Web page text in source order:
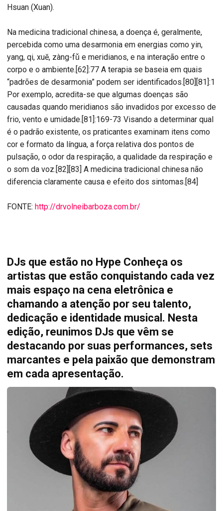
Hsuan (Xuan).
Na medicina tradicional chinesa, a doença é, geralmente,
percebida como uma desarmonia em energias como yin,
yang, qi, xuĕ, zàng-fǔ e meridianos, e na interação entre o
corpo e o ambiente.[62]:77 A terapia se baseia em quais
“padrões de desarmonia” podem ser identificados.[80][81]:1
Por exemplo, acredita-se que algumas doenças são
causadas quando meridianos são invadidos por excesso de
frio, vento e umidade.[81]:169-73 Visando a determinar qual
é o padrão existente, os praticantes examinam itens como
cor e formato da língua, a força relativa dos pontos de
pulsação, o odor da respiração, a qualidade da respiração e
o som da voz.[82][83] A medicina tradicional chinesa não
diferencia claramente causa e efeito dos sintomas.[84]
FONTE: http://drvolneibarboza.com.br/
DJs que estão no Hype Conheça os
artistas que estão conquistando cada vez
mais espaço na cena eletrônica e
chamando a atenção por seu talento,
dedicação e identidade musical. Nesta
edição, reunimos DJs que vêm se
destacando por suas performances, sets
marcantes e pela paixão que demonstram
em cada apresentação.